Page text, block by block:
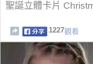
聖誕立體卡片
1227觀看